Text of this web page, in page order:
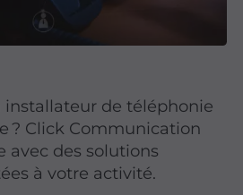
installateur de téléphonie
? Click Communication
avec des solutions
à votre activité.